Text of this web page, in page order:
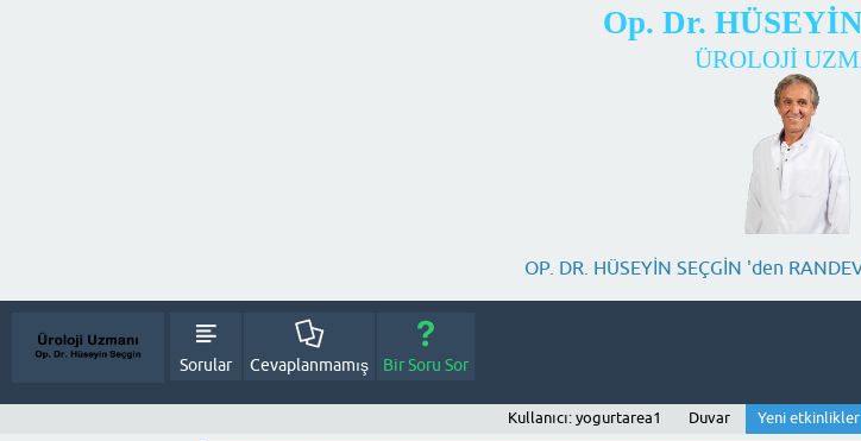
Op. Dr.
ÜROLOJİ
OP. DR. HÜSEYİN SEÇGİN 'den
Sorular Cevaplanmamış Bir Soru Sor
Kullanıcı: yogurtarea1 Duvar Yeni etkinlikler